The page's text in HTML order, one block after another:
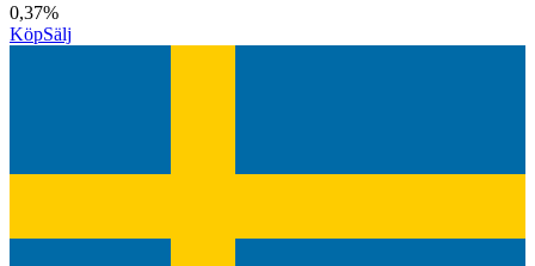
0,37%
KöpSälj